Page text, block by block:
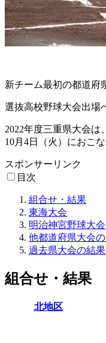
新チーム最初の都道府
選抜高校野球大会出場
2022年度三重県大会は
10月4日（火）におこな
スポンサーリンク
目次
組合せ・結果
東海大会
明治神宮野球大会
他都道府県大会
過去県大会の結果
組合せ・結果
北地区